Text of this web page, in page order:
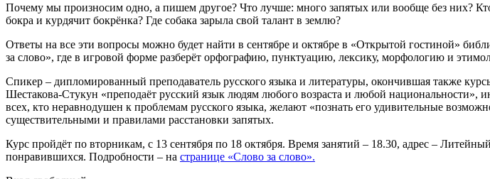
Почему мы произносим одно, а пишем другое? Что лучше: много запятых или вообще без них?
бокра и курдячит бокрёнка? Где собака зарыла свой талант в землю?
Ответы на все эти вопросы можно будет найти в сентябре и октябре в «Открытой гостиной»
за слово», где в игровой форме разберёт орфографию, пунктуацию, лексику, морфологию и
Спикер – дипломированный преподаватель русского языка и литературы, окончившая также
Шестакова-Стукун «преподаёт русский язык людям любого возраста и любой
всех, кто неравнодушен к проблемам русского языка, желают «познать его удивительные
существительными и правилами расстановки запятых.
Курс пройдёт по вторникам, с 13 сентября по 18 октября. Время занятий – 18.30, адрес –
понравившихся. Подробности – на странице «Слово за слово».